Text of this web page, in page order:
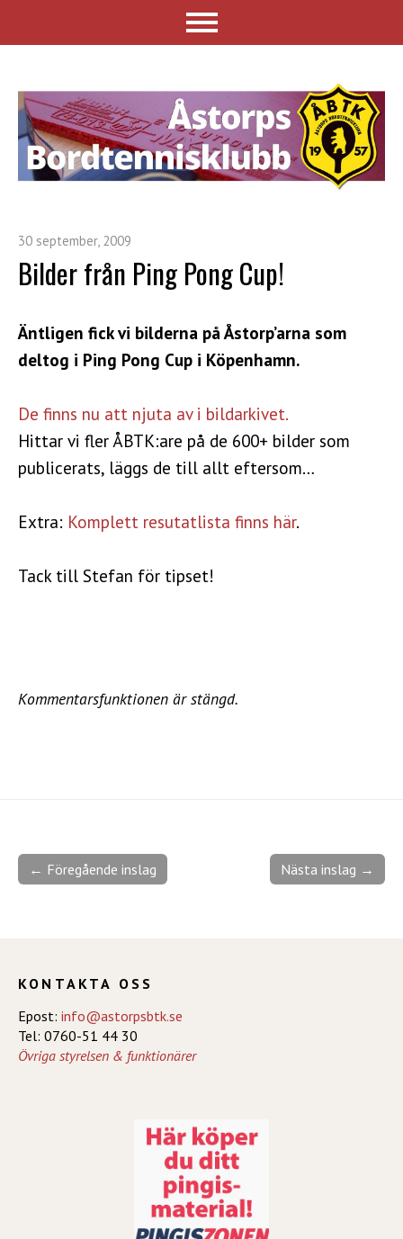
30 september, 2009
Bilder från Ping Pong Cup!
Äntligen fick vi bilderna på Åstorp’arna som
deltog i Ping Pong Cup i Köpenhamn.
De finns nu att njuta av i bildarkivet.
Hittar vi fler ÅBTK:are på de 600+ bilder som
publicerats, läggs de till allt eftersom…
Extra: Komplett resutatlista finns här.
Tack till Stefan för tipset!
Kommentarsfunktionen är stängd.
Nästa inslag →
← Föregående inslag
KONTAKTA OSS
Epost: info@astorpsbtk.se
Tel: 0760-51 44 30
Övriga styrelsen & funktionärer